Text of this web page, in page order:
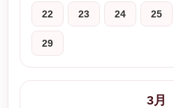
22 23 24 25
29
3月